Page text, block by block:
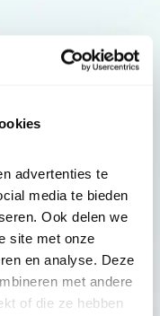
advertenties te
media te bieden
Ook delen we
site met onze
en analyse. Deze
met andere
of die ze hebben
acties en tips